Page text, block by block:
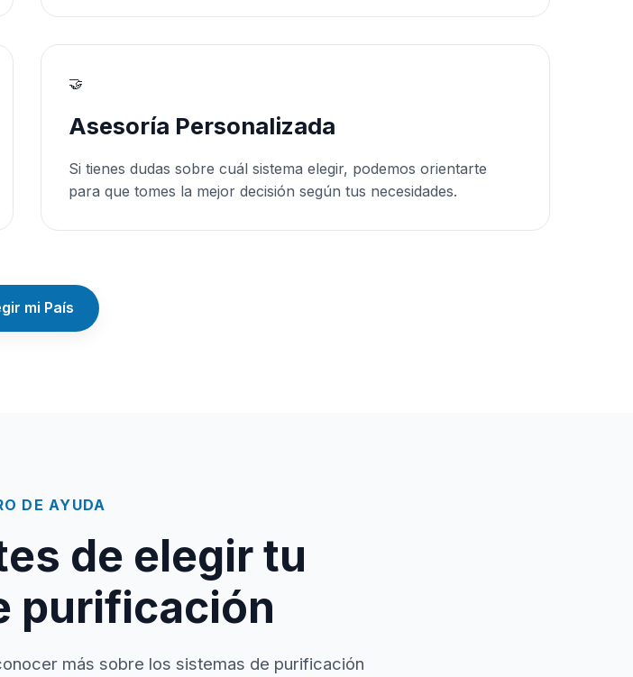
🤝
Asesoría Personalizada
Si tienes dudas sobre cuál sistema elegir, podemos orientarte
para que tomes la mejor decisión según tus necesidades.
mi País
DE AYUDA
de elegir tu
purificación
más sobre los sistemas de purificación